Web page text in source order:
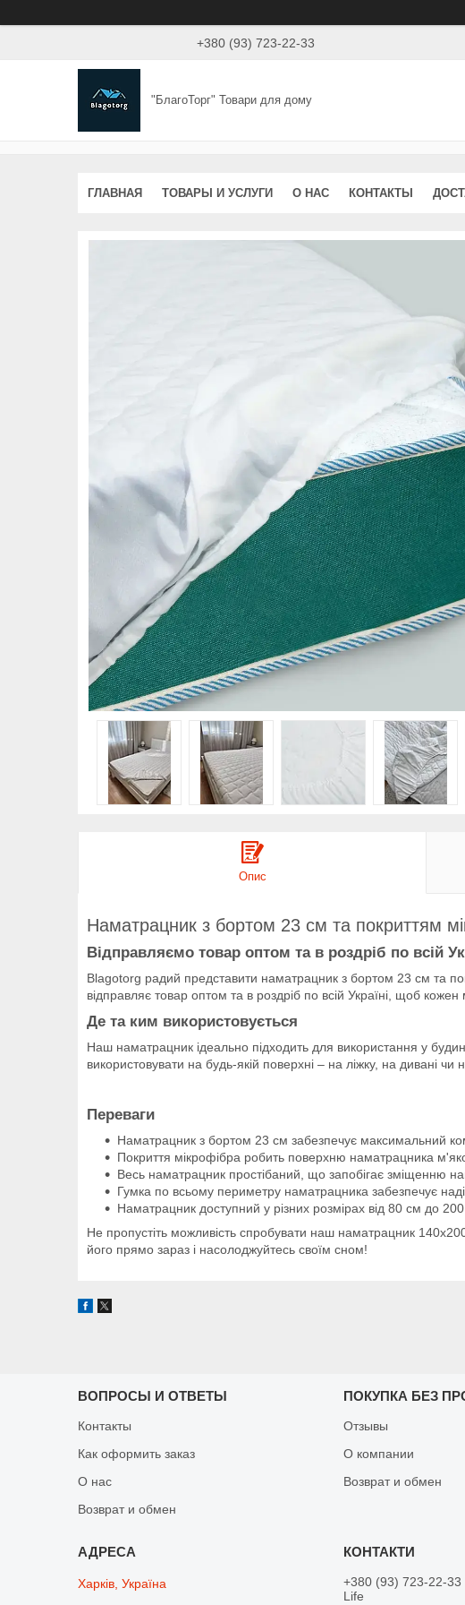
+380 (93) 723-22-33
"БлагоТорг" Товари для дому
ГЛАВНАЯ ТОВАРЫ И УСЛУГИ О НАС КОНТАКТЫ
Опис
Наматрацник з бортом 23 см та покриттям
Відправляємо товар оптом та в роздріб по всій
Blagotorg радий представити наматрацник з бортом 23 см та
відправляє товар оптом та в роздріб по всій Україні, щоб
Де та ким використовується
Наш наматрацник ідеально підходить для використання у
використовувати на будь-якій поверхні – на ліжку, на дивані
Переваги
Наматрацник з бортом 23 см забезпечує максимальний
Покриття мікрофібра робить поверхню наматрацника
Весь наматрацник простібаний, що запобігає зміщенню
Гумка по всьому периметру наматрацника забезпечує
Наматрацник доступний у різних розмірах від 80 см до
Не пропустіть можливість спробувати наш наматрацник
його прямо зараз і насолоджуйтесь своїм сном!
ВОПРОСЫ И ОТВЕТЫ
Контакты
Как оформить заказ
О нас
Возврат и обмен
ПОКУПКА БЕЗ
Отзывы
О компании
Возврат и обмен
Харків, Україна
+380 (93) 723-22-33
Life